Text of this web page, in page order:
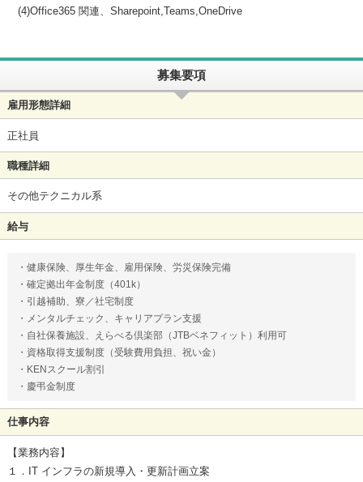
(4)Office365 関連、Sharepoint,Teams,OneDrive
募集要項
雇用形態詳細
正社員
職種詳細
その他テクニカル系
給与
・健康保険、厚生年金、雇用保険、労災保険完備
・確定拠出年金制度（401k）
・引越補助、寮／社宅制度
・メンタルチェック、キャリアプラン支援
・自社保養施設、えらべる倶楽部（JTBベネフィット）利用可
・資格取得支援制度（受験費用負担、祝い金）
・KENスクール割引
・慶弔金制度
仕事内容
【業務内容】
１．IT インフラの新規導入・更新計画立案